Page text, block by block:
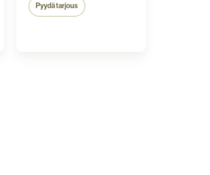
Pyydä tarjous